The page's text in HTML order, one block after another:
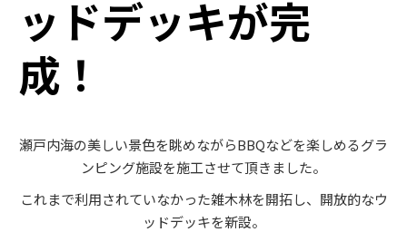
ッドデッキが完
成！
瀬戸内海の美しい景色を眺めながらBBQなどを楽しめるグラ
ンピング施設を施工させて頂きました。
これまで利用されていなかった雑木林を開拓し、開放的なウ
ッドデッキを新設。